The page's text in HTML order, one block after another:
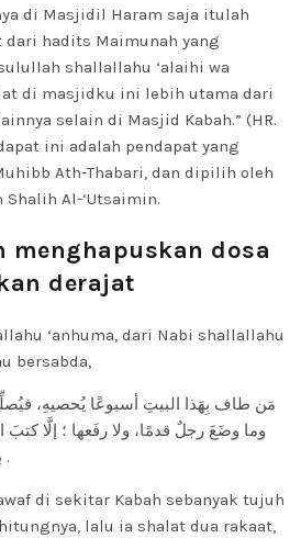
di Masjidil Haram saja itulah
hadits Maimunah yang
shallallahu ‘alaihi wa
di masjidku ini lebih utama dari
selain di Masjid Kabah.” (HR.
ini adalah pendapat yang
Ath-Thabari, dan dipilih oleh
Al-‘Utsaimin.
menghapuskan dosa
derajat
‘anhuma, dari Nabi shallallahu
bersabda,
مَن طاف بِهَذا البيتِ أسبوعًا يُحصيهِ،
وما وضَعَ رجلٌ قدمًا، ولا رفَعها ؛ إلَّا كتبَ
بها سيِّئةً، ورفع لهُ بِها درجةً .
di sekitar Kabah sebanyak tujuh
lalu ia shalat dua rakaat,